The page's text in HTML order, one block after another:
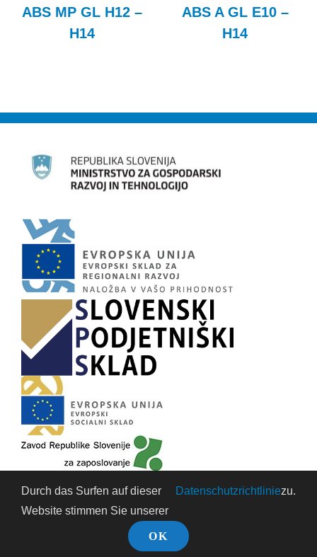
ABS MP GL H12 –
H14
ABS A GL E10 –
H14
© Copyright 2018 |Rechtliche Hinweise und Cookies
Rechte vorbehalten!
Durch das Surfen auf dieser
Website stimmen Sie unserer
Datenschutzrichtliniezu.
OK